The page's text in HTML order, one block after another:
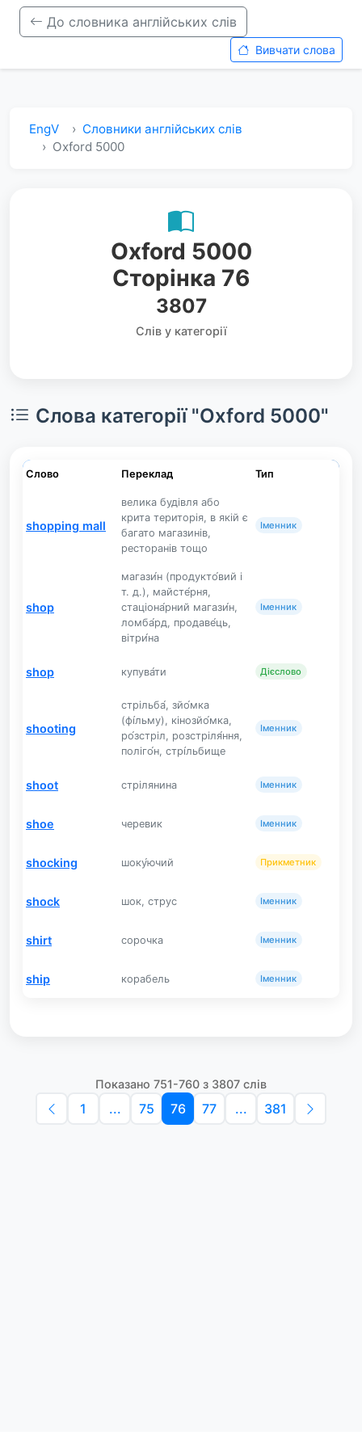
До словника англійських слів
Вивчати слова
EngV
Словники англійських слів
Oxford 5000
Oxford 5000
Сторінка 76
3807
Слів у категорії
Слова категорії "Oxford 5000"
Слово Переклад Тип
shopping mall
велика будівля або
крита територія, в якій є
багато магазинів,
ресторанів тощо
Іменник
shop
магази́н (продукто́вий і
т. д.), майсте́рня,
стаціона́рний магази́н,
ломба́рд, продаве́ць,
вітри́на
Іменник
shop купува́ти Дієслово
shooting
стрільба́, зйо́мка
(фі́льму), кінозйо́мка,
ро́зстріл, розстріля́ння,
поліго́н, стрі́льбище
Іменник
shoot стрілянина Іменник
shoe черевик Іменник
shocking шоку́ючий Прикметник
shock шок, струс Іменник
shirt сорочка Іменник
ship корабель Іменник
Показано 751-760 з 3807 слів
1 ... 75 76 77 ... 381